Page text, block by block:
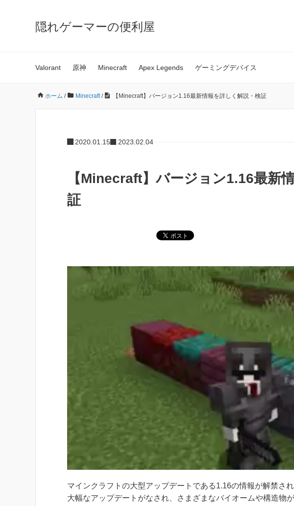
隠れゲーマーの便利屋
Valorant 原神 Minecraft Apex Legends ゲーミングデバイス
ホーム / Minecraft/ 【Minecraft】バージョン1.16最新情報を詳しく解説・検証
2020.01.15 2023.02.04
【Minecraft】バージョン1.16最新
証
マインクラフトの大型アップデートである1.16の情報が解禁さ
大幅なアップデートがなされ、さまざまなバイオームや構造物が